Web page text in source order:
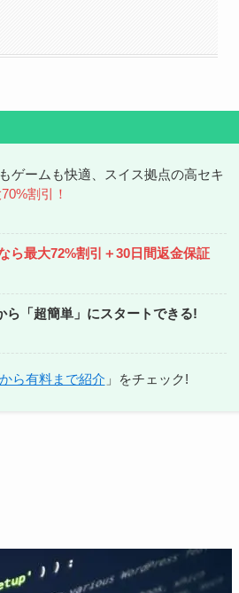
ゲームも快適、スイス拠点の高セキ
割引！
ら最大72%割引＋30日間返金保証
ら「超簡単」にスタートできる!
ら有料まで紹介 」をチェック!